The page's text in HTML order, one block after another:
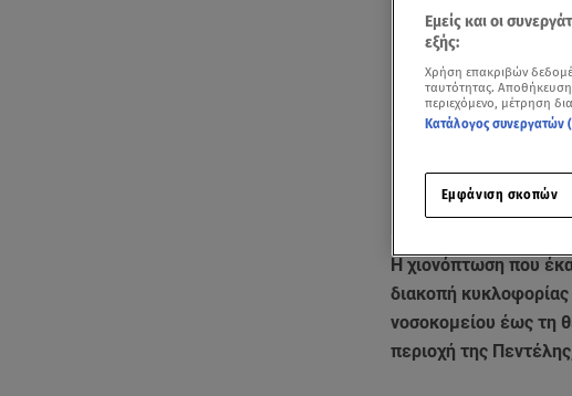
Η χιονόπτωση που
διακοπή
νοσοκομείου έως τη
περιοχή της
Εμείς και οι
εξής:
Χρήση επακριβών
ταυτότητας.
περιεχόμενο, μέτρηση
Κατάλογος συνεργατών
Εμφάνιση σκοπών